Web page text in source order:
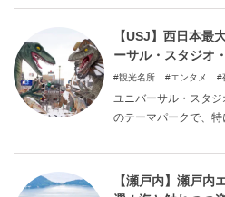
で、是非参考にして
【USJ】西日本最
ーサル・スタジオ
ェックすべきアク
観光名所 エンタメ
ユニバーサル・スタ
のテーマパークで、
く多くの人の憧れの
ドの映画の世界をテ
コラボレーションを
営をV字回復に導いた
【瀬戸内】瀬戸内